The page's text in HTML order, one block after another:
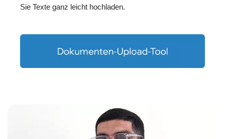
Sie Texte ganz leicht hochladen.